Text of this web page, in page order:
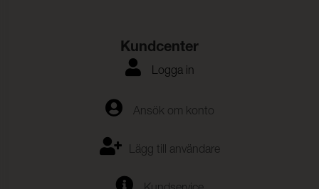
Kundcenter
Logga in
Ansök om konto
Lägg till användare